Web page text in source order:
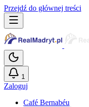
Przejdź do głównej treści
1
Zaloguj
Café Bernabéu